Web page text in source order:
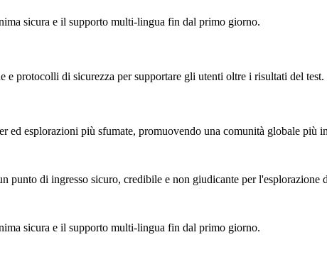
sicura e il supporto multi-lingua fin dal primo giorno.
protocolli di sicurezza per supportare gli utenti oltre i risultati del test.
esplorazioni più sfumate, promuovendo una comunità globale più
punto di ingresso sicuro, credibile e non giudicante per l'esplorazione
sicura e il supporto multi-lingua fin dal primo giorno.